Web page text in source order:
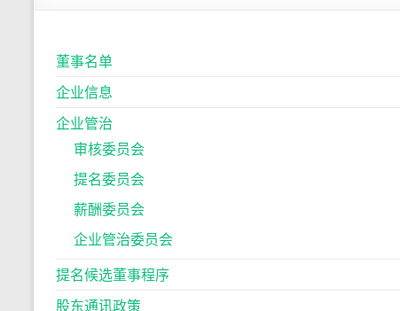
董事名单
企业信息
企业管治
审核委员会
提名委员会
薪酬委员会
企业管治委员会
提名候选董事程序
股东通讯政策